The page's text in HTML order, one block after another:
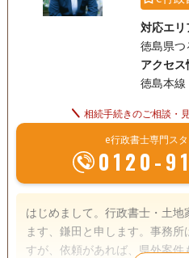
対応エリ
徳島県
アクセス
徳島本
相続手続きのご相談・
e行政書士専門ス
0120-
はじめまして。行政書士・土
ます、鎌田と申します。事務
すが、依頼があれば、県外案件も対応